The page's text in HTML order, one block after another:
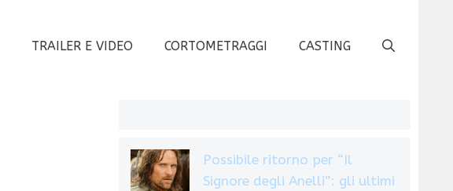
TRAILER E VIDEO CORTOMETRAGGI CASTING
Possibile ritorno per “Il
Signore degli Anelli”: gli ultimi